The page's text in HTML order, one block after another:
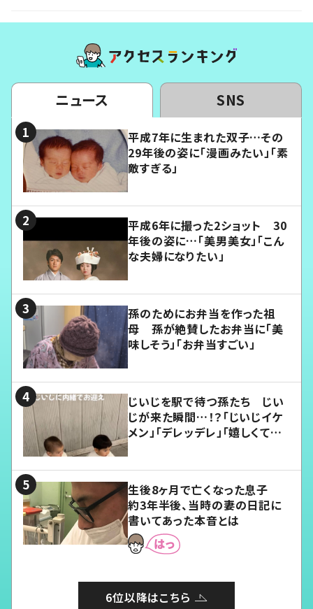
ニュース SNS
平成7年に生まれた双子…その
29年後の姿に「漫画みたい」「素
敵すぎる」
平成6年に撮った2ショット 30
年後の姿に…「美男美女」「こん
な夫婦になりたい」
孫のためにお弁当を作った祖
母 孫が絶賛したお弁当に「美
味しそう」「お弁当すごい」
じいじを駅で待つ孫たち じい
じが来た瞬間…！？「じいじイケ
メン」「デレッデレ」「嬉しくて可
生後8ヶ月で亡くなった息子
約3年半後、当時の妻の日記に
書いてあった本音とは
6位以降はこちら